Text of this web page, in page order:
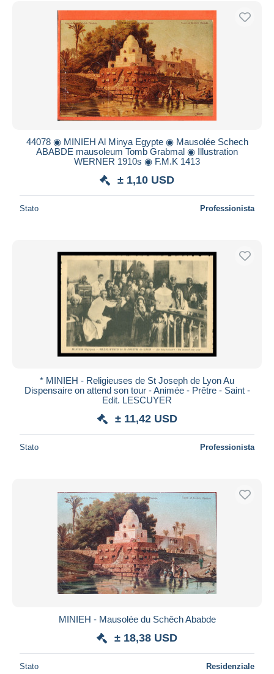
Spedizione gratuita
Metodi di pagamento
PayPal
Bonifico bancario
Visa
Mastercard
Bancontact
Maestro
Residenza del venditore
Tutto il mondo
Aggiorna
44078 ◉ MINIEH Al Minya Egypte ◉ Mausolée Schech
ABABDE mausoleum Tomb Grabmal ◉ Illustration
WERNER 1910s ◉ F.M.K 1413
± 1,10 USD
Stato Professionista
* MINIEH - Religieuses de St Joseph de Lyon Au
Dispensaire on attend son tour - Animée - Prêtre - Saint -
Edit. LESCUYER
± 11,42 USD
Stato Professionista
MINIEH - Mausolée du Schêch Ababde
± 18,38 USD
Stato Residenziale